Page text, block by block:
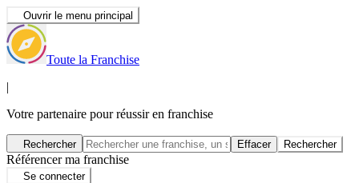
Ouvrir le menu principal
Toute la Franchise
|
Votre partenaire pour réussir en franchise
Rechercher Effacer Rechercher
Référencer ma franchise
Se connecter